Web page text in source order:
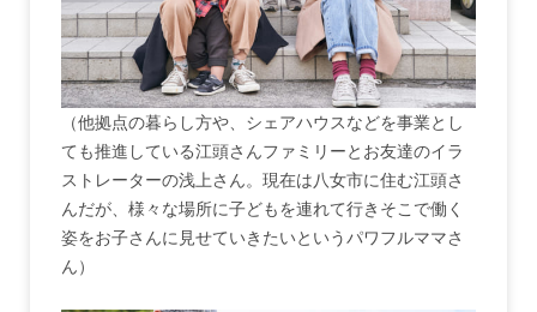
（他拠点の暮らし方や、シェアハウスなどを事業とし
ても推進している江頭さんファミリーとお友達のイラ
ストレーターの浅上さん。現在は八女市に住む江頭さ
んだが、様々な場所に子どもを連れて行きそこで働く
姿をお子さんに見せていきたいというパワフルママさ
ん）